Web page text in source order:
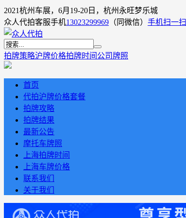
2021杭州车展，6月19-20日，杭州永旺梦乐城
众人代拍客服手机13023299969 （同微信） 手机扫一扫
拍牌策略沪牌价格拍牌时间 公司牌照
首页
代拍沪牌价格套餐
拍牌攻略
拍牌结果
最新公告
摩托车牌照
上海拍牌时间
上海车牌价格
联系我们
关于我们